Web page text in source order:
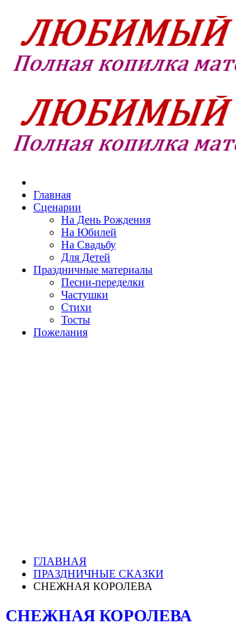
Главная
Сценарии
На День Рождения
На Юбилей
На Свадьбу
Для Детей
Праздничные материалы
Песни-переделки
Частушки
Стихи
Тосты
Пожелания
ГЛАВНАЯ
ПРАЗДНИЧНЫЕ СКАЗКИ
СНЕЖНАЯ КОРОЛЕВА
СНЕЖНАЯ КОРОЛЕВА